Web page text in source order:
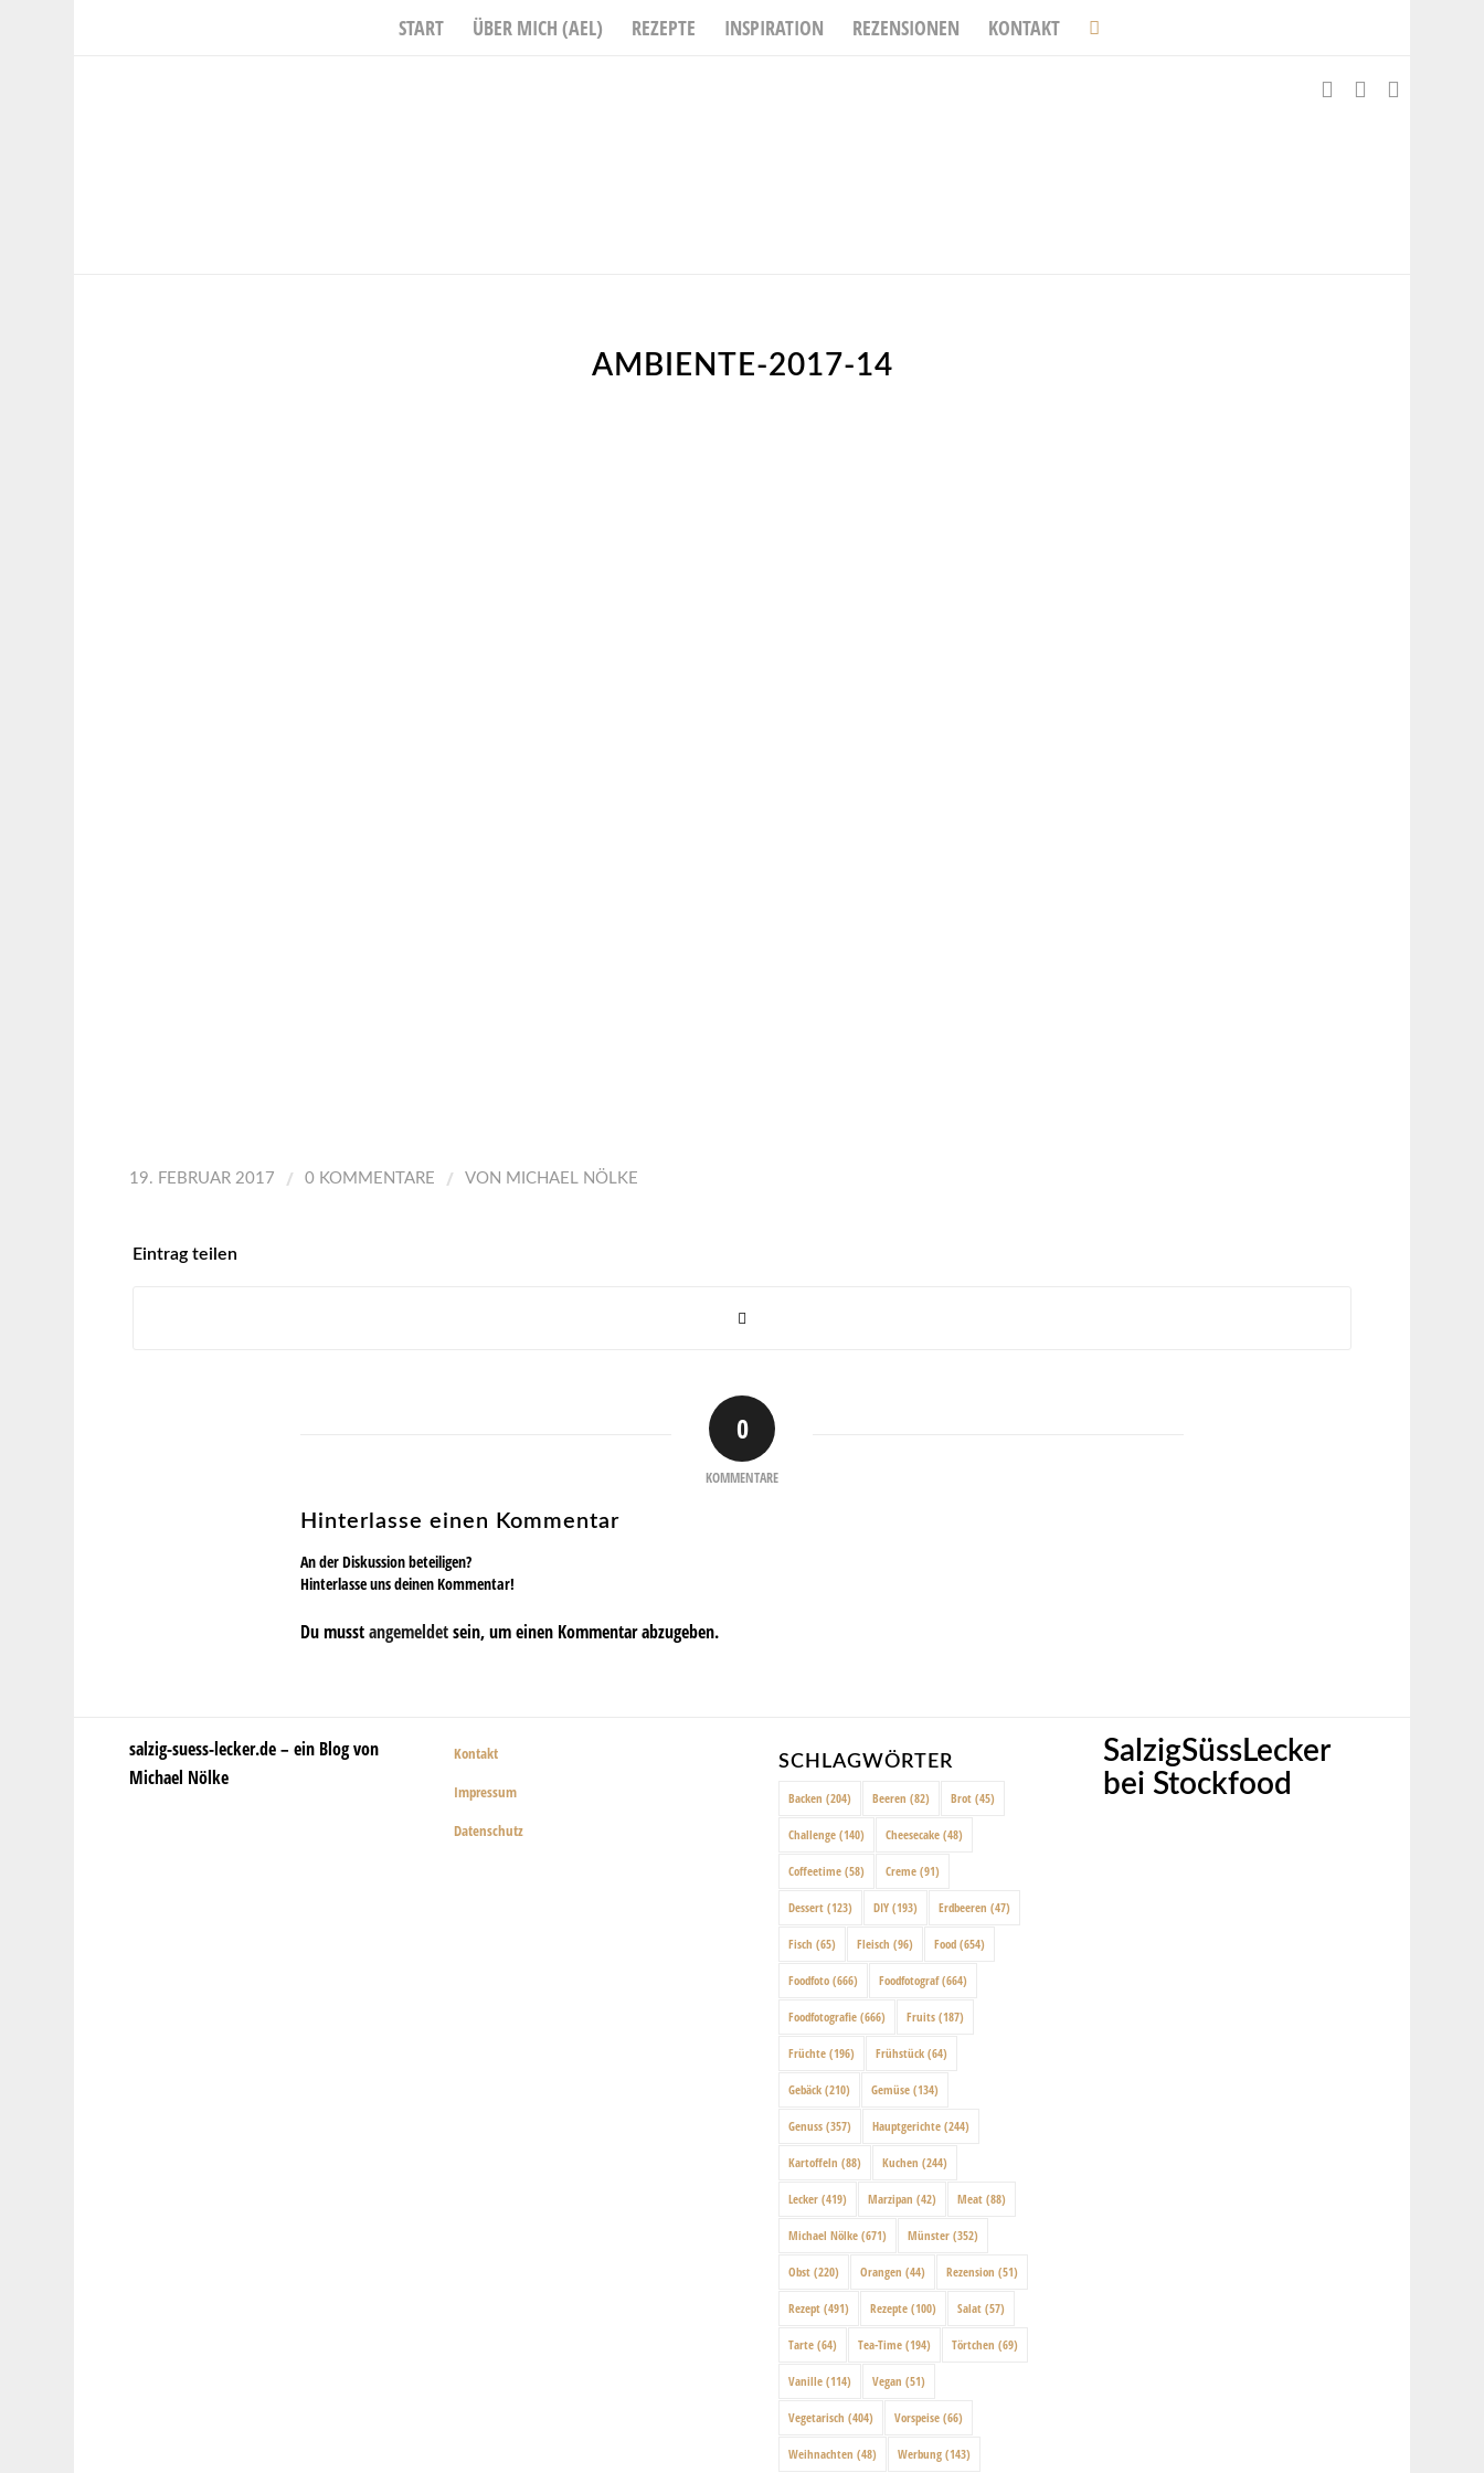
START ÜBER MICH (AEL) REZEPTE INSPIRATION REZENSIONEN KONTAKT
AMBIENTE-2017-14
19. FEBRUAR 2017 / 0 KOMMENTARE / VON MICHAEL NÖLKE
Eintrag teilen
0
KOMMENTARE
Hinterlasse einen Kommentar
An der Diskussion beteiligen?
Hinterlasse uns deinen Kommentar!
Du musstangemeldetsein, um einen Kommentar abzugeben.
salzig-suess-lecker.de – ein Blog von
Michael Nölke
Kontakt
Impressum
Datenschutz
SCHLAGWÖRTER
Backen (204) Beeren (82) Brot (45)
Challenge (140) Cheesecake (48)
Coffeetime (58) Creme (91)
Dessert (123) DIY (193) Erdbeeren (47)
Fisch (65) Fleisch (96) Food (654)
Foodfoto (666) Foodfotograf(664)
Foodfotografie (666) Fruits (187)
Früchte (196) Frühstück (64)
Gebäck (210) Gemüse (134)
Genuss (357) Hauptgerichte (244)
Kartoffeln (88) Kuchen (244)
Lecker (419) Marzipan (42) Meat (88)
Michael Nölke (671) Münster (352)
Obst (220) Orangen (44) Rezension (51)
Rezept (491) Rezepte (100) Salat (57)
Tarte (64) Tea-Time (194) Törtchen (69)
Vanille (114) Vegan (51)
Vegetarisch (404) Vorspeise (66)
Weihnachten (48) Werbung (143)
SalzigSüssLecker
bei Stockfood